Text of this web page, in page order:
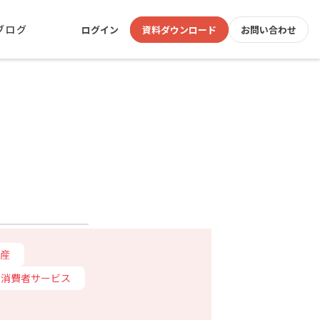
ログ ログイン 資料ダウンロード お問い合わせ
消費者サービス